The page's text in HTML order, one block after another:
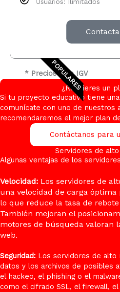
Usuarios: Ilimitados​
POPULARES
* Precios más IGV
¿Requieres un
Si tu proyecto educativo tiene
comunícate con uno de nuestros
recomendaremos el mejor plan
Contáctanos para
Servidores de
Algunas ventajas de los
Velocidad: Los servidores de
una velocidad de carga
lo que reduce la tasa de
También mejoran el
motores de búsqueda valoran
web.
Seguridad: Los servidores de
datos y los archivos de posibles
el hackeo, el phishing o el
como el cifrado SSL, el firewall,